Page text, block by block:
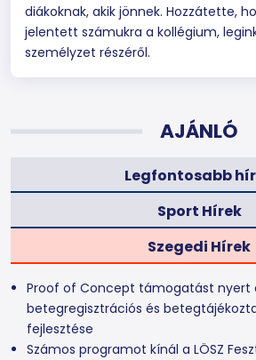
diákoknak, akik jönnek. Hozzátette,
jelentett számukra a kollégium,
személyzet részéről.
AJÁNLÓ
Legfontosabb
Sport Hírek
Szegedi Hírek
Proof of Concept támogatást nyert
betegregisztrációs és
fejlesztése
Számos programot kínál a LÖSZ